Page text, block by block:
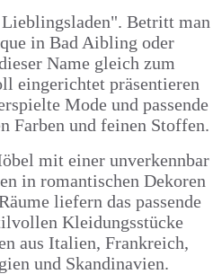
Betritt man
in Bad Aibling oder
Name gleich zum
eingerichtet präsentieren
Mode und passende
Farben und feinen Stoffen.
mit einer unverkennbar
in romantischen Dekoren
liefern das passende
Kleidungsstücke
aus Italien, Frankreich,
und Skandinavien.